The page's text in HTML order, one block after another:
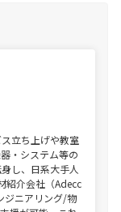
立ち上げや教室
・システム等の
し、日系大手人
紹介会社（Adecc
ジニアリング/物